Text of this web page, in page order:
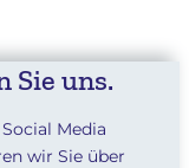
Sie uns.
Media
wir Sie über